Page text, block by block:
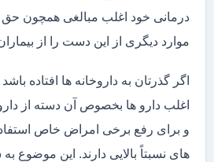
درمانی خود اغلب مبالغی همچون
موارد دیگری از این دست را از
اگر گذرتان به داروخانه ها افتاده
اغلب دارو ها بخصوص آن دسته از
و برای رفع برخی امراض خاص
های نسبتاً بالایی دارند. این موضوع به